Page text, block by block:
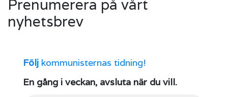
Prenumerera på vårt
nyhetsbrev
Följ kommunisternas tidning!
En gång i veckan, avsluta när du vill.